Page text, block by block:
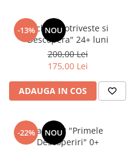
-13% NOU
Pachet "Potriveste si
Descopera" 24+ luni
200,00 Lei
175,00 Lei
ADAUGA IN COS
-22% NOU
Pachet 2 "Primele
Descoperiri" 0+